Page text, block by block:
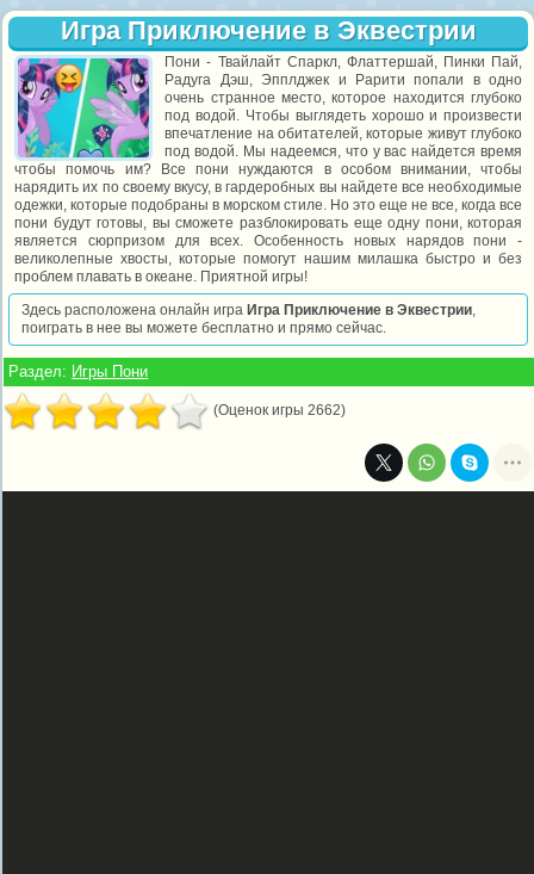
Игра Приключение в Эквестрии
Пони - Твайлайт Спаркл, Флаттершай, Пинки Пай,
Радуга Дэш, Эпплджек и Рарити попали в одно
очень странное место, которое находится глубоко
под водой. Чтобы выглядеть хорошо и произвести
впечатление на обитателей, которые живут глубоко
под водой. Мы надеемся, что у вас найдется время
чтобы помочь им? Все пони нуждаются в особом внимании, чтобы
нарядить их по своему вкусу, в гардеробных вы найдете все необходимые
одежки, которые подобраны в морском стиле. Но это еще не все, когда все
пони будут готовы, вы сможете разблокировать еще одну пони, которая
является сюрпризом для всех. Особенность новых нарядов пони -
великолепные хвосты, которые помогут нашим милашка быстро и без
проблем плавать в океане. Приятной игры!
Здесь расположена онлайн игра Игра Приключение в Эквестрии,
поиграть в нее вы можете бесплатно и прямо сейчас.
Раздел: Игры Пони
(Оценок игры 2662)